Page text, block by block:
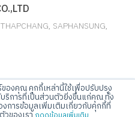
องคุณ คุกกี้เหล่านี้ใช้เพื่อปรับปรุง
ริการที่เป็นส่วนตัวยิ่งขึ้นแก่คุณ ทั้ง
การข้อมูลเพิ่มเติมเกี่ยวกับคุกกี้ที่
SAPHANSUNG,